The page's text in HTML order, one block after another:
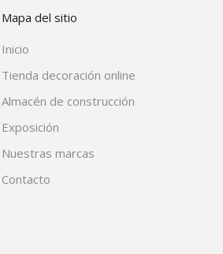
Mapa del sitio
Inicio
Tienda decoración online
Almacén de construcción
Exposición
Nuestras marcas
Contacto